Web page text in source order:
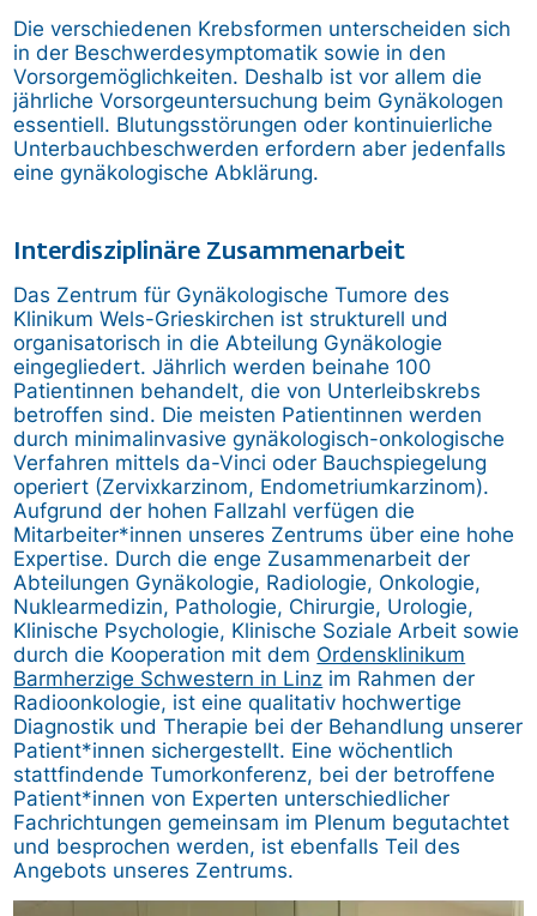
Die verschiedenen Krebsformen unterscheiden sich
in der Beschwerdesymptomatik sowie in den
Vorsorgemöglichkeiten. Deshalb ist vor allem die
jährliche Vorsorgeuntersuchung beim Gynäkologen
essentiell. Blutungsstörungen oder kontinuierliche
Unterbauchbeschwerden erfordern aber jedenfalls
eine gynäkologische Abklärung.
Interdisziplinäre Zusammenarbeit
Das Zentrum für Gynäkologische Tumore des
Klinikum Wels-Grieskirchen ist strukturell und
organisatorisch in die Abteilung Gynäkologie
eingegliedert. Jährlich werden beinahe 100
Patientinnen behandelt, die von Unterleibskrebs
betroffen sind. Die meisten Patientinnen werden
durch minimalinvasive gynäkologisch-onkologische
Verfahren mittels da-Vinci oder Bauchspiegelung
operiert (Zervixkarzinom, Endometriumkarzinom).
Aufgrund der hohen Fallzahl verfügen die
Mitarbeiter*innen unseres Zentrums über eine hohe
Expertise. Durch die enge Zusammenarbeit der
Abteilungen Gynäkologie, Radiologie, Onkologie,
Nuklearmedizin, Pathologie, Chirurgie, Urologie,
Klinische Psychologie, Klinische Soziale Arbeit sowie
durch die Kooperation mit dem Ordensklinikum
Barmherzige Schwestern in Linz im Rahmen der
Radioonkologie, ist eine qualitativ hochwertige
Diagnostik und Therapie bei der Behandlung unserer
Patient*innen sichergestellt. Eine wöchentlich
stattfindende Tumorkonferenz, bei der betroffene
Patient*innen von Experten unterschiedlicher
Fachrichtungen gemeinsam im Plenum begutachtet
und besprochen werden, ist ebenfalls Teil des
Angebots unseres Zentrums.